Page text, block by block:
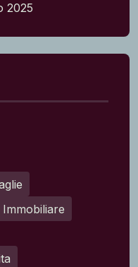
2025